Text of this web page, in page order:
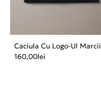
Caciula Cu Logo-Ul Marcii
160,00lei